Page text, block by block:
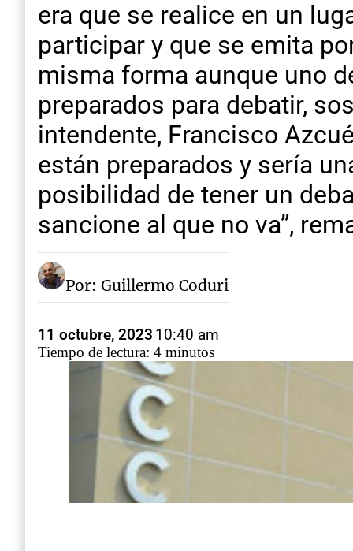
era que se realice en un
participar y que se emita
misma forma aunque uno
preparados para debatir,
intendente, Francisco
están preparados y sería
posibilidad de tener un
sancione al que no va”,
Por: Guillermo Coduri
11 octubre, 2023 10:40 am
Tiempo de lectura: 4 minutos